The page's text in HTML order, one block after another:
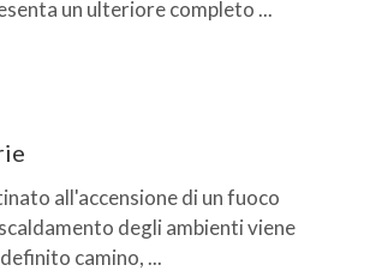
un ulteriore completo ...
all'accensione di un fuoco
degli ambienti viene
camino, ...